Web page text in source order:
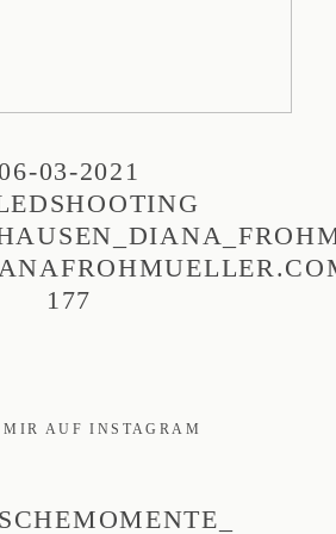
03-2021
177
MIR AUF INSTAGRAM